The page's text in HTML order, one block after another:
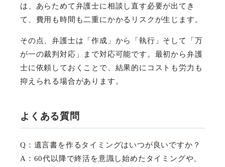
は、あらためて弁護士に相談し直す必要が出てき
て、費用も時間も二重にかかるリスクが生じます。
その点、弁護士は「作成」から「執行」そして「万
が一の裁判対応」まで対応可能です。最初から弁護
士に依頼しておくことで、結果的にコストも労力も
抑えられる場合があります。
よくある質問
Q：遺言書を作るタイミングはいつが良いですか？
A：60代以降で終活を意識し始めたタイミングや、